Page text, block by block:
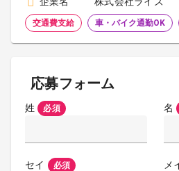
交通費支給 車・バイク通勤OK
応募フォーム
姓 必須 名
セイ 必須 メ